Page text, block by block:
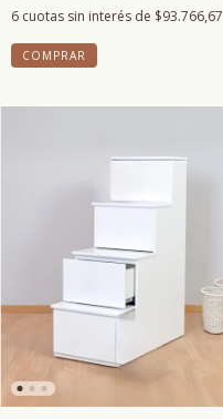
6 cuotas sin interés de $93.766,67
COMPRAR